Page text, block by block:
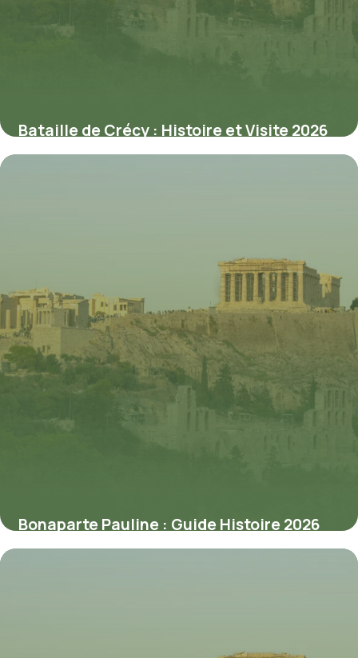
Bataille de Crécy : Histoire et Visite 2026
2 juin 2026
Bonaparte Pauline : Guide Histoire 2026
1 juin 2026